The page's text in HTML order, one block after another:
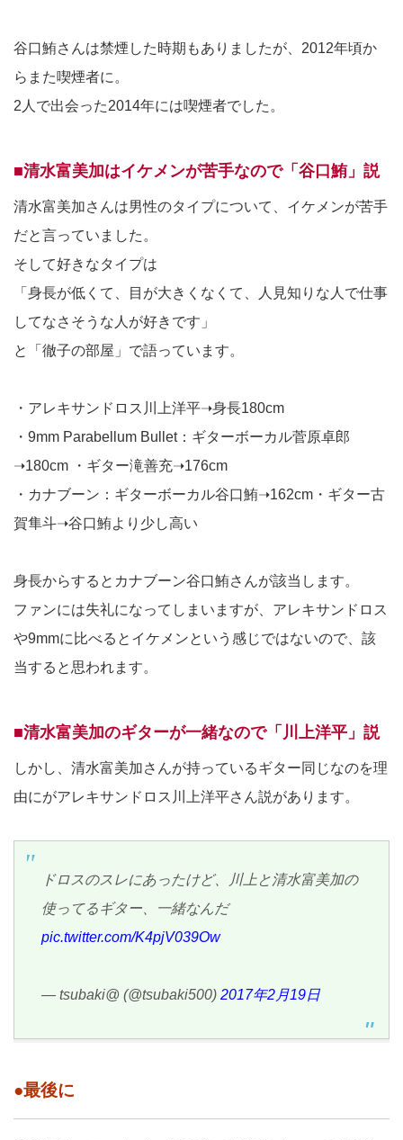
谷口鮪さんは禁煙した時期もありましたが、2012年頃か
らまた喫煙者に。
2人で出会った2014年には喫煙者でした。
■清水富美加はイケメンが苦手なので「谷口鮪」説
清水富美加さんは男性のタイプについて、イケメンが苦手
だと言っていました。
そして好きなタイプは
「身長が低くて、目が大きくなくて、人見知りな人で仕事
してなさそうな人が好きです」
と「徹子の部屋」で語っています。
・アレキサンドロス川上洋平➝身長180cm
・9mm Parabellum Bullet：ギターボーカル菅原卓郎
➝180cm ・ギター滝善充➝176cm
・カナブーン：ギターボーカル谷口鮪➝162cm・ギター古
賀隼斗➝谷口鮪より少し高い
身長からするとカナブーン谷口鮪さんが該当します。
ファンには失礼になってしまいますが、アレキサンドロス
や9mmに比べるとイケメンという感じではないので、該
当すると思われます。
■清水富美加のギターが一緒なので「川上洋平」説
しかし、清水富美加さんが持っているギター同じなのを理
由にがアレキサンドロス川上洋平さん説があります。
ドロスのスレにあったけど、川上と清水富美加の
使ってるギター、一緒なんだ
pic.twitter.com/K4pjV039Ow
— tsubaki@ (@tsubaki500) 2017年2月19日
●最後に